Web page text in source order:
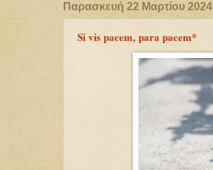
Παρασκευή 22 Μαρτίου 2024
Si vis pacem, para pacem*